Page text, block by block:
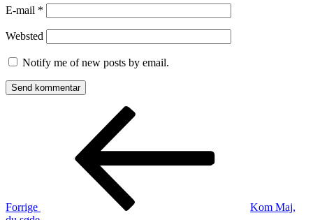
E-mail *
Websted
Notify me of new posts by email.
Indlægsnavigation
Forrige
Kom Maj,